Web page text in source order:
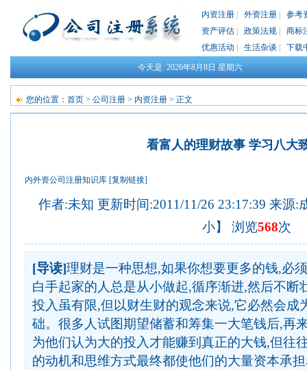
内资注册 外资注册
参考
资产评估
政策法规
商标
优惠活动
生活杂谈 下载
今天是: 2026年8月8日 星期六
您的位置： 首页 > 公司注册 > 内资注册 > 正文
看富人的理财故事 学习八大
内外资公司注册知识库 [复制链接]
作者:未知 更新时间:2011/11/26 23:17:39 来源:
小】 浏览568次
[导读]理财是一种思想,如果你想要更多的钱,必
白手起家的人总是从小做起,循序渐进,然后不断
投入虽有限,但以财生财的观念来说,它必然会成
础。很多人试图期望储蓄和筹集一大笔钱后,再
为他们认为大的投入才能赚到真正的大钱,但往
的动机和思维方式最终都使他们的大量资本承